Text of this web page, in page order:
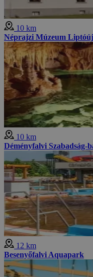
10 km
Néprajzi Múzeum
10 km
Déményfalvi Szabadság-
12 km
Besenyőfalvi Aquapark